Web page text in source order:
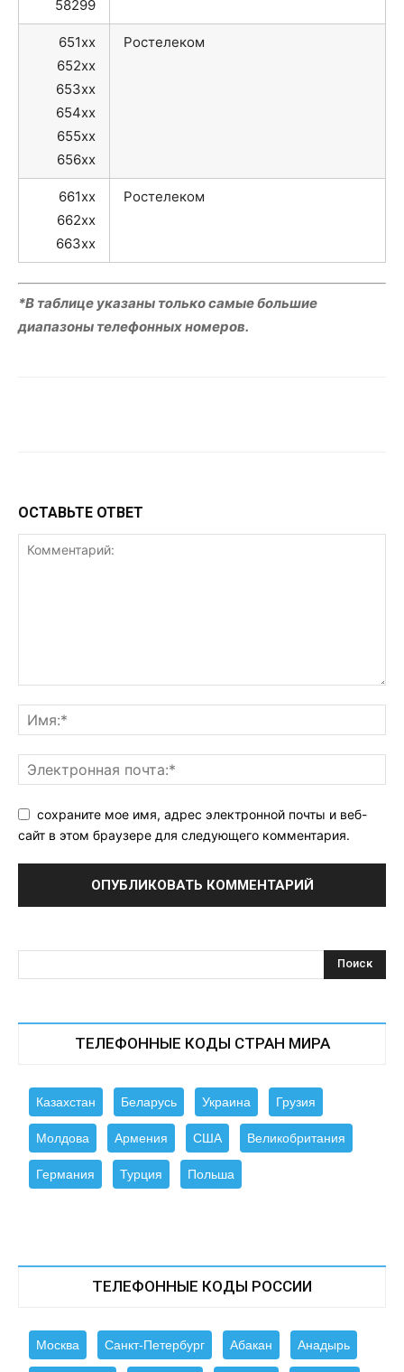
58299
651xx
652xx
653xx
654xx
655xx
656xx
Ростелеком
661xx
662xx
663xx
Ростелеком
*В таблице указаны только самые большие
диапазоны телефонных номеров.
ОСТАВЬТЕ ОТВЕТ
сохраните мое имя, адрес электронной почты и веб-
сайт в этом браузере для следующего комментария.
ТЕЛЕФОННЫЕ КОДЫ СТРАН МИРА
Казахстан Беларусь Украина Грузия
Молдова Армения США Великобритания
Германия Турция Польша
ТЕЛЕФОННЫЕ КОДЫ РОССИИ
Москва Санкт-Петербург Абакан Анадырь